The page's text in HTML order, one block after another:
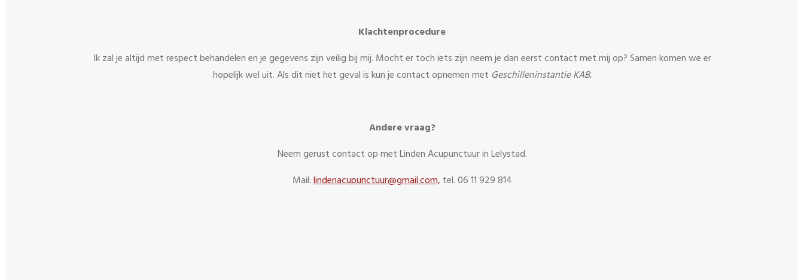
Klachtenprocedure
Ik zal je altijd met respect behandelen en je gegevens zijn veilig bij mij. Mocht er toch iets zijn neem je dan eerst contact met mij op? Samen komen we er
hopelijk wel uit. Als dit niet het geval is kun je contact opnemen met Geschilleninstantie KAB.
Andere vraag?
Neem gerust contact op met Linden Acupunctuur in Lelystad.
Mail:lindenacupunctuur@gmail.com,tel. 06 11 929 814